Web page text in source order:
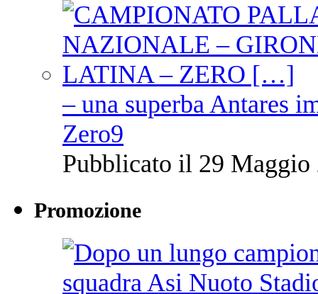
– una superba Antares
Zero9
Pubblicato il 29 Maggio
Promozione